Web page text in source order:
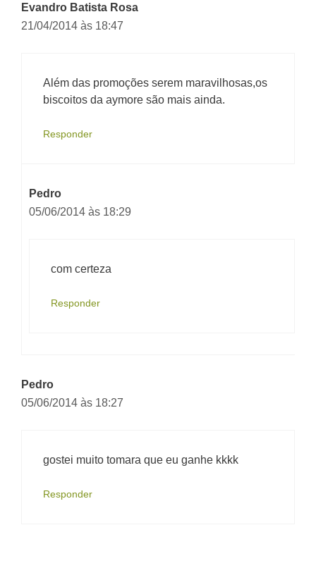
Evandro Batista Rosa
21/04/2014 às 18:47
Além das promoções serem maravilhosas,os
biscoitos da aymore são mais ainda.
Responder
Pedro
05/06/2014 às 18:29
com certeza
Responder
Pedro
05/06/2014 às 18:27
gostei muito tomara que eu ganhe kkkk
Responder